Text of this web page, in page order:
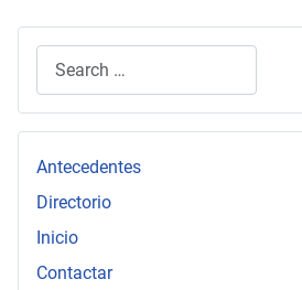
Antecedentes
Directorio
Inicio
Contactar